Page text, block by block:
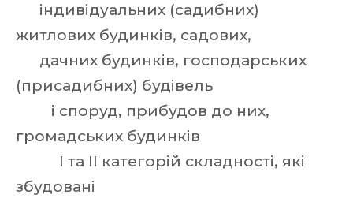
індивідуальних (садибних)
житлових будинків, садових,
дачних будинків, господарських
(присадибних) будівель
і споруд, прибудов до них,
громадських будинків
I та II категорій складності, які
збудовані